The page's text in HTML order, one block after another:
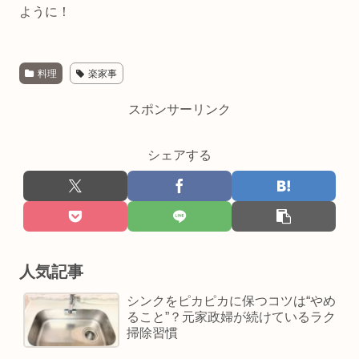
ように！
料理 楽家事
スポンサーリンク
シェアする
人気記事
シンクをピカピカに保つコツは“やめ
ること”？元家政婦が続けているラク
掃除習慣